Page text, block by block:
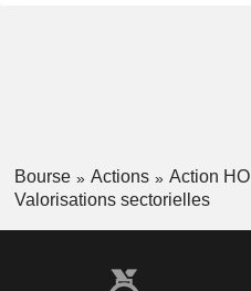
Bourse Actions Action HO
Valorisations sectorielles